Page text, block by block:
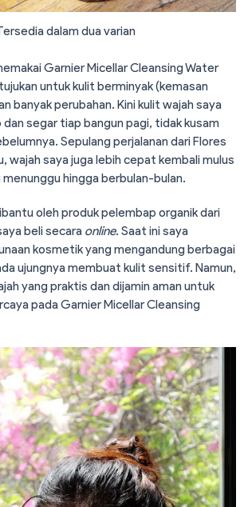
dalam dua varian
Garnier Micellar Cleansing Water
untuk kulit berminyak (kemasan
banyak perubahan. Kini kulit wajah saya
segar tiap bangun pagi, tidak kusam
Sepulang perjalanan dari Flores
wajah saya juga lebih cepat kembali mulus
menunggu hingga berbulan-bulan.
oleh produk pelembap organik dari
beli secara online. Saat ini saya
kosmetik yang mengandung berbagai
ujungnya membuat kulit sensitif. Namun,
yang praktis dan dijamin aman untuk
pada Garnier Micellar Cleansing